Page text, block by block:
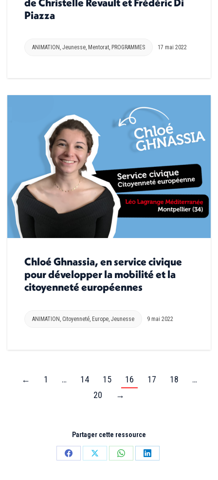
Piazza
ANIMATION , Jeunesse, Mentorat, PROGRAMMES 17 mai 2022
Chloé Ghnassia, en service civique
pour développer la mobilité et la
citoyenneté européennes
ANIMATION Citoyenneté Europe Jeunesse 9 mai 2022
← 1 … 14 15 16 17 18
…
20
→
Partager cette ressource
PartagerPartagerPartagerPartager